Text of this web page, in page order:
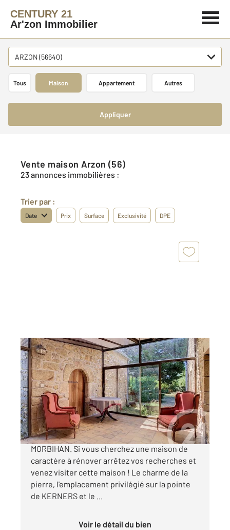
CENTURY 21
Ar'zon Immobilier
ARZON (56640)
Tous Maison Appartement Autres
Appliquer
Vente maison Arzon (56)
23 annonces immobilières :
Trier par :
Date Prix Surface Exclusivité DPE
ARZON 56
50 m2, 3 pièces
Ref : 13093
Maison à vendre
367 500 €
Charme et authenticité dans le GOLFE DU
MORBIHAN. Si vous cherchez une maison de
caractère à rénover arrêtez vos recherches et
venez visiter cette maison ! Le charme de la
pierre, l'emplacement privilégié sur la pointe
de KERNERS et le ...
Voir le détail du bien